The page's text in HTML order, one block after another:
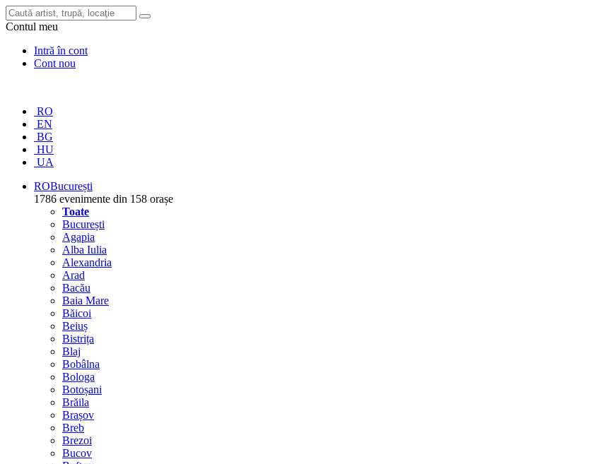
Contul meu
Intră în cont
Cont nou
RO
EN
BG
HU
UA
ROBucurești
1786 evenimente din 158 orașe
Toate
București
Agapia
Alba Iulia
Alexandria
Arad
Bacău
Baia Mare
Băicoi
Beiuș
Bistrița
Blaj
Bobâlna
Bologa
Botoșani
Brăila
Brașov
Breb
Brezoi
Bucov